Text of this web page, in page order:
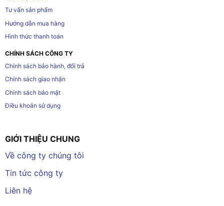
Tư vấn sản phẩm
Hướng dẫn mua hàng
Hình thức thanh toán
CHÍNH SÁCH CÔNG TY
Chính sách bảo hành, đổi trả
Chính sách giao nhận
Chính sách bảo mật
Điều khoản sử dụng
GIỚI THIỆU CHUNG
Về công ty chúng tôi
Tin tức công ty
Liên hệ